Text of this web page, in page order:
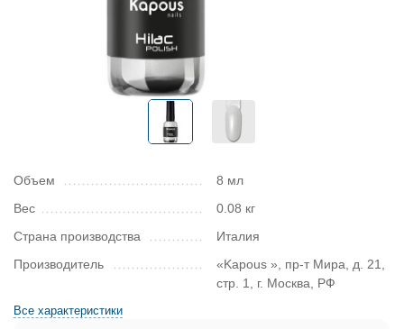
Объем
8 мл
Вес
0.08 кг
Страна производства
Италия
Производитель
«Kapous », пр-т Мира, д. 21,
стр. 1, г. Москва, РФ
Все характеристики